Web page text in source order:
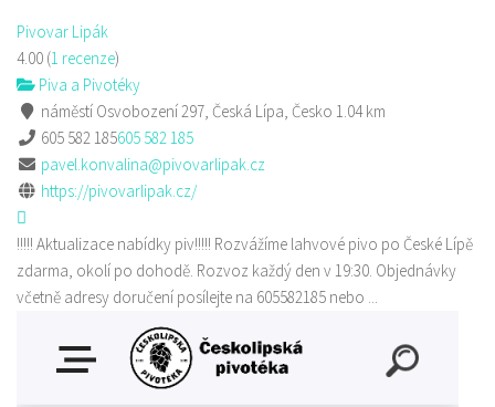
Pivovar Lipák
4.00 (1 recenze)
Piva a Pivotéky
náměstí Osvobození 297, Česká Lípa, Česko 1.04 km
605 582 185605 582 185
pavel.konvalina@pivovarlipak.cz
https://pivovarlipak.cz/
!!!!! Aktualizace nabídky piv!!!!! Rozvážíme lahvové pivo po České Lípě
zdarma, okolí po dohodě. Rozvoz každý den v 19:30. Objednávky
včetně adresy doručení posílejte na 605582185 nebo ...